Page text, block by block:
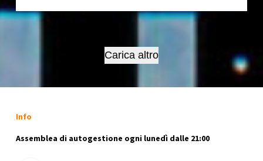
Carica altro
Info
Assemblea di autogestione ogni lunedì dalle 21:00